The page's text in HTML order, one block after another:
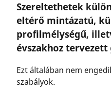
Szereltethetek
eltérő mintázatú,
profilmélységű,
évszakhoz
Ezt általában nem
szabályok.